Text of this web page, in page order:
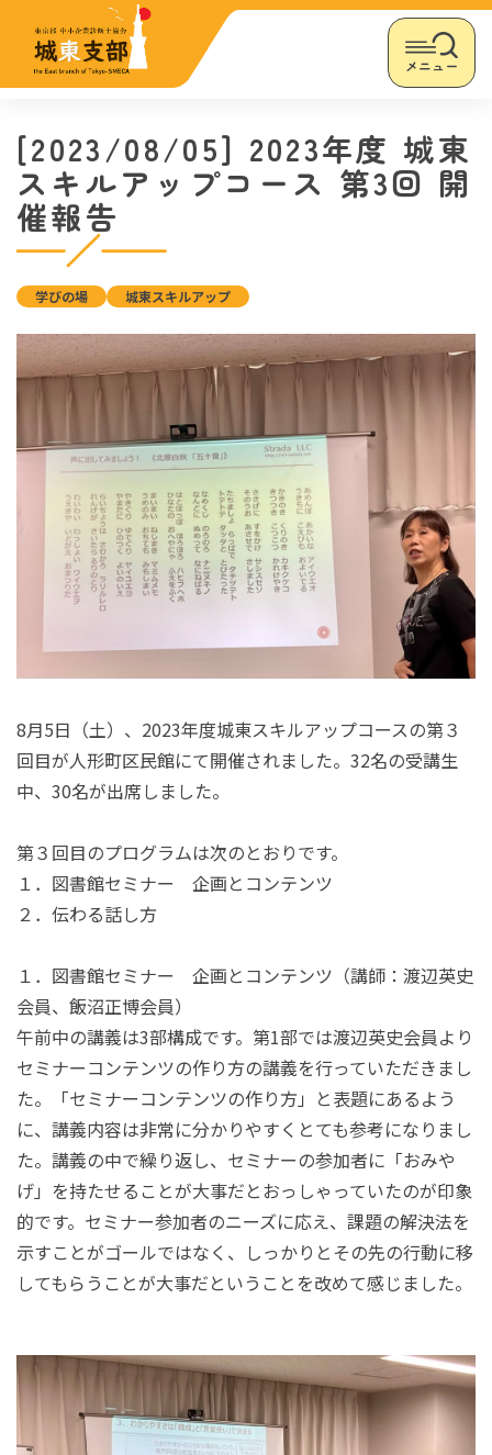
メニュー
[2023/08/05] 2023年度 城東
スキルアップコース 第3回 開
催報告
学びの場 城東スキルアップ
8月5日（土）、2023年度城東スキルアップコースの第３
回目が人形町区民館にて開催されました。32名の受講生
中、30名が出席しました。
第３回目のプログラムは次のとおりです。
１．図書館セミナー 企画とコンテンツ
２．伝わる話し方
１．図書館セミナー 企画とコンテンツ（講師：渡辺英史
会員、飯沼正博会員）
午前中の講義は3部構成です。第1部では渡辺英史会員より
セミナーコンテンツの作り方の講義を行っていただきまし
た。「セミナーコンテンツの作り方」と表題にあるよう
に、講義内容は非常に分かりやすくとても参考になりまし
た。講義の中で繰り返し、セミナーの参加者に「おみや
げ」を持たせることが大事だとおっしゃっていたのが印象
的です。セミナー参加者のニーズに応え、課題の解決法を
示すことがゴールではなく、しっかりとその先の行動に移
してもらうことが大事だということを改めて感じました。